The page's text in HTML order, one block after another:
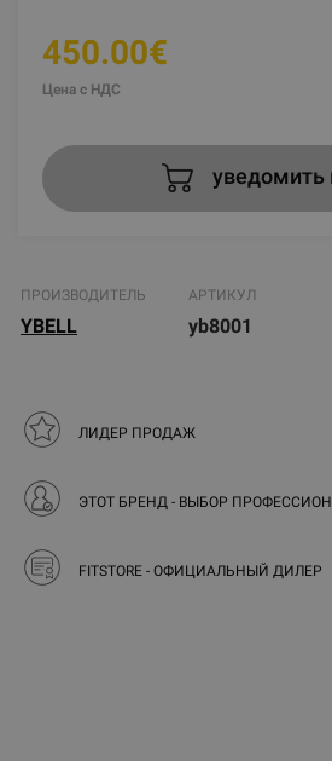
450.00€
Цена с НДС
уведомить
ПРОИЗВОДИТЕЛЬ
YBELL
АРТИКУЛ
yb8001
ЛИДЕР ПРОДАЖ
ЭТОТ БРЕНД - ВЫБОР
FITSTORE - ОФИЦИАЛЬНЫЙ ДИЛЕР